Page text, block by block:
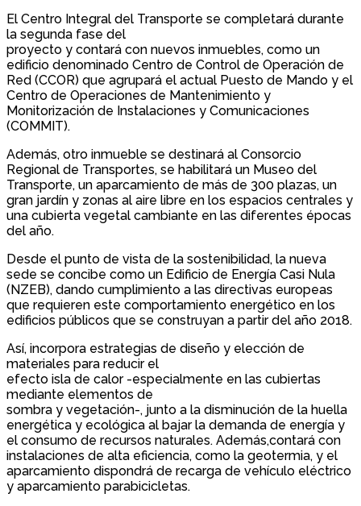
El Centro Integral del Transporte se completará durante
la segunda fase del
proyecto y contará con nuevos inmuebles, como un
edificio denominado Centro de Control de Operación de
Red (CCOR) que agrupará el actual Puesto de Mando y el
Centro de Operaciones de Mantenimiento y
Monitorización de Instalaciones y Comunicaciones
(COMMIT).
Además, otro inmueble se destinará al Consorcio
Regional de Transportes, se habilitará un Museo del
Transporte, un aparcamiento de más de 300 plazas, un
gran jardín y zonas al aire libre en los espacios centrales y
una cubierta vegetal cambiante en las diferentes épocas
del año.
Desde el punto de vista de la sostenibilidad, la nueva
sede se concibe como un Edificio de Energía Casi Nula
(NZEB), dando cumplimiento a las directivas europeas
que requieren este comportamiento energético en los
edificios públicos que se construyan a partir del año 2018.
Así, incorpora estrategias de diseño y elección de
materiales para reducir el
efecto isla de calor -especialmente en las cubiertas
mediante elementos de
sombra y vegetación-, junto a la disminución de la huella
energética y ecológica al bajar la demanda de energía y
el consumo de recursos naturales. Además,contará con
instalaciones de alta eficiencia, como la geotermia, y el
aparcamiento dispondrá de recarga de vehículo eléctrico
y aparcamiento parabicicletas.